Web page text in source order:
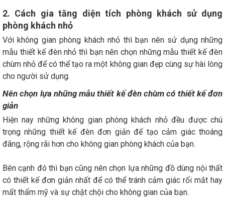
2. Cách gia tăng diện tích phòng khách sử dụng
phòng khách nhỏ
Với không gian phòng khách nhỏ thì bạn nên sử dụng những
mẫu thiết kế đèn nhỏ thì bạn nên chọn những mẫu thiết kế đèn
chùm nhỏ để có thể tạo ra một không gian đẹp cùng sự hài lòng
cho người sử dụng.
Nên chọn lựa những mẫu thiết kế đèn chùm có thiết kế đơn
giản
Hiện nay những không gian phòng khách nhỏ đều được chú
trọng những thiết kế đèn đơn giản để tạo cảm giác thoáng
đãng, rộng rãi hơn cho không gian phòng khách của bạn.
Bên cạnh đó thì bạn cũng nên chọn lựa những đồ dùng nội thất
có thiết kế đơn giản nhất để có thể tránh cảm giác rối mắt hay
mất thẩm mỹ và sự chật chội cho không gian của bạn.